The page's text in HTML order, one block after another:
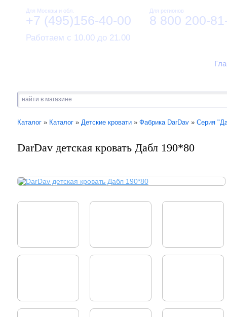
Для Москвы и обл.
+7 (495)156-40-00
Для регионов
8 800 200-
Работаем с 10.00 до 21.00
Каталог» Каталог» Детские кровати» Фабрика DarDav» Серия
DarDav детская кровать Дабл 190*80